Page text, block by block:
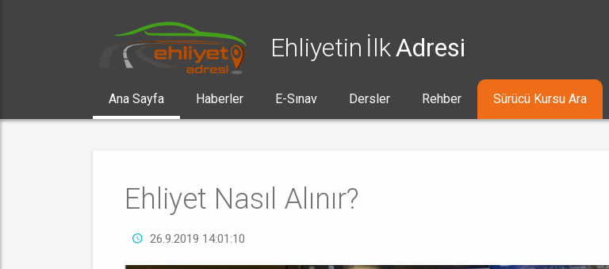
Ehliyetin İlkAdresi
Ana Sayfa Haberler E-Sınav Dersler Rehber Sürücü Kursu Ara
Ehliyet Nasıl Alınır?
26.9.2019 14:01:10